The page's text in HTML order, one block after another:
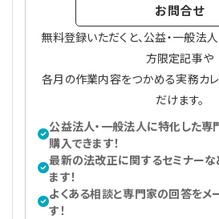
お問合せ
無料登録いただくと、公益・一般法
方限定記事や
各月の作業内容をつかめる実務カ
だけます。
公益法人・一般法人に特化した専
購入できます！
最新の法改正に関するセミナー
ます！
よくある相談と専門家の回答をメ
す！